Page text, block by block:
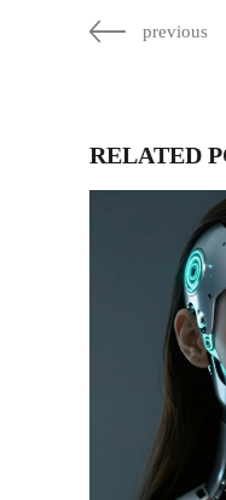
previous
RELATED